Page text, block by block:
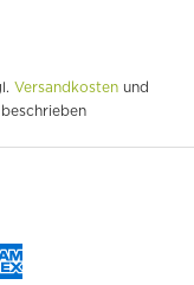
Versandkosten und